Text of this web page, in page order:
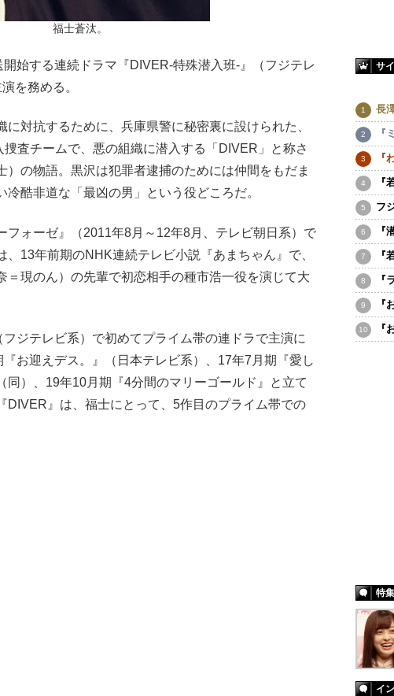
福士蒼汰。
始する連続ドラマ『DIVER-特殊潜入班-』（フジテレ
を務める。
対抗するために、兵庫県警に秘密裏に設けられた、
査チームで、悪の組織に潜入する「DIVER」と称さ
）の物語。黒沢は犯罪者逮捕のためには仲間をもだま
冷酷非道な「最凶の男」という役どころだ。
ォーゼ』（2011年8月～12年8月、テレビ朝日系）で
、13年前期のNHK連続テレビ小説『あまちゃん』で、
＝現のん）の先輩で初恋相手の種市浩一役を演じて大
ジテレビ系）で初めてプライム帯の連ドラで主演に
お迎えデス。』（日本テレビ系）、17年7月期『愛し
同）、19年10月期『4分間のマリーゴールド』と立て
DIVER』は、福士にとって、5作目のプライム帯での
サ
長
『
『
『
フ
『
『
『
『
『
特集
イ